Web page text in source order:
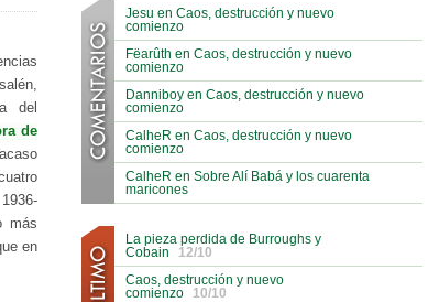
del
de
más
en
Jesu en Caos, destrucción y nuevo
comienzo
Fëarûth en Caos, destrucción y nuevo
comienzo
Danniboy en Caos, destrucción y nuevo
comienzo
CalheR en Caos, destrucción y nuevo
comienzo
CalheR en Sobre Alí Babá y los cuarenta
maricones
La pieza perdida de Burroughs y
Cobain
12/10
Caos, destrucción y nuevo
comienzo
10/10